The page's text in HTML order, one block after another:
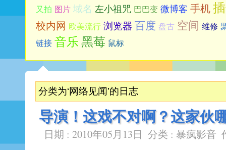
又拍 图片 域名 左小祖咒 巴巴变 微博客 手机
校内网 欧美流行 浏览器 百度 盘古 空间 维修
链接 音乐 黑莓 鼠标
分类为‘网络见闻’的日志
导演！这戏不对啊？这家伙
日期 : 2010年05月13日 分类 : 暴疯影音